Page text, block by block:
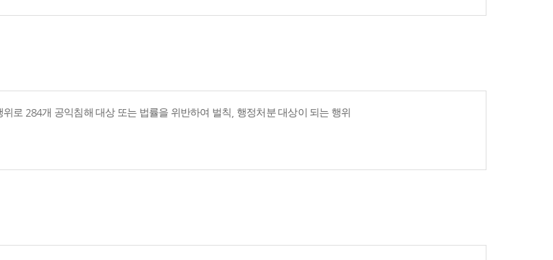
로 284개 공익침해 대상 또는 법률을 위반하여 벌칙, 행정처분 대상이 되는 행위